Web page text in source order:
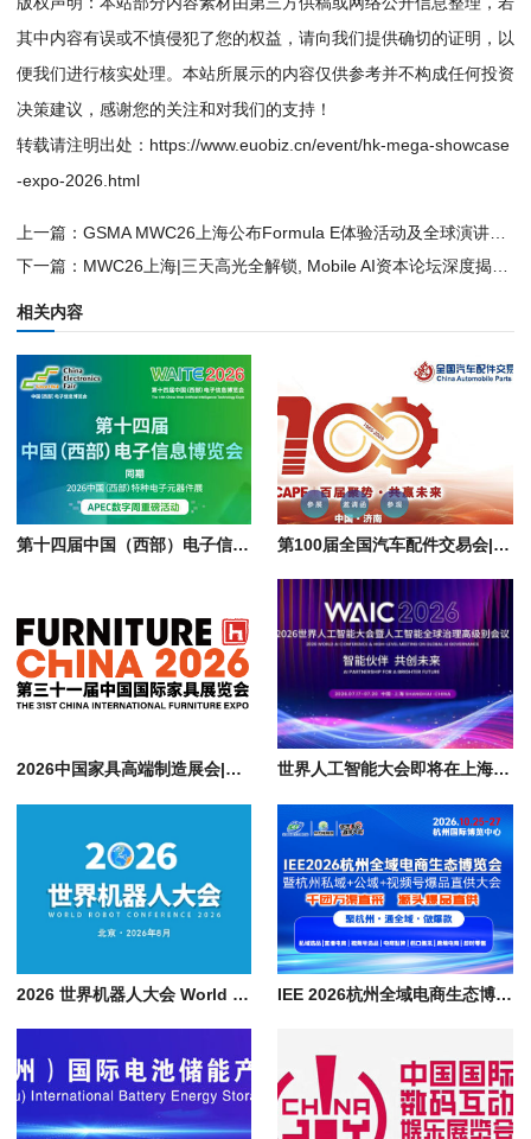
其中内容有误或不慎侵犯了您的权益，请向我们提供确切的证明，以
便我们进行核实处理。本站所展示的内容仅供参考并不构成任何投资
决策建议，感谢您的关注和对我们的支持！
转载请注明出处： https://www.euobiz.cn/event/hk-mega-showcase
-expo-2026.html
上一篇： GSMA MWC26上海公布Formula E体验活动及全球演讲嘉宾阵容
下一篇： MWC26上海|三天高光全解锁, Mobile AI资本论坛深度揭秘, 倒计时冲刺！
相关内容
第十四届中国（西部）电子信息博览会|2026成都西部电子元器件展会 第100届全国汽车配件交易会|2026济南秋季汽配展会 CAPF
2026中国家具高端制造展会|上海国际家具配件及材料精品展 FMC Premium China 世界人工智能大会即将在上海开幕|人工智能全球治理高级别会议 WAIC 2026
2026 世界机器人大会 World Robot Conference，论坛+博览会+大赛 IEE 2026杭州全域电商生态博览会暨私域/公域/视频号爆品直播大会